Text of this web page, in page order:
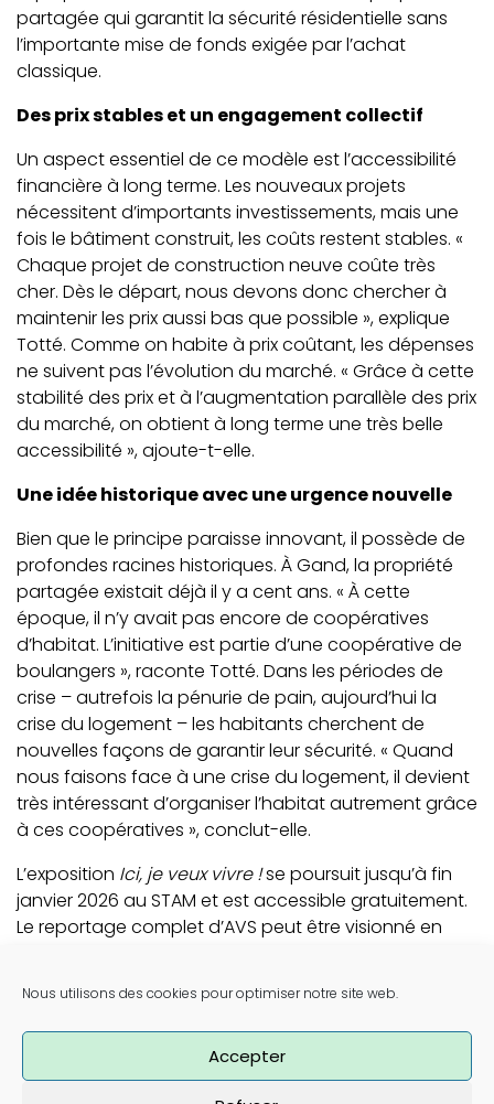
Nous utilisons des cookies pour optimiser notre site web.
Accepter
partagée qui garantit la sécurité résidentielle sans
l’importante mise de fonds exigée par l’achat
classique.
Des prix stables et un engagement collectif
Un aspect essentiel de ce modèle est l’accessibilité
financière à long terme. Les nouveaux projets
nécessitent d’importants investissements, mais une
fois le bâtiment construit, les coûts restent stables. «
Chaque projet de construction neuve coûte très
cher. Dès le départ, nous devons donc chercher à
maintenir les prix aussi bas que possible », explique
Totté. Comme on habite à prix coûtant, les dépenses
ne suivent pas l’évolution du marché. « Grâce à cette
stabilité des prix et à l’augmentation parallèle des prix
du marché, on obtient à long terme une très belle
accessibilité », ajoute-t-elle.
Une idée historique avec une urgence nouvelle
Bien que le principe paraisse innovant, il possède de
profondes racines historiques. À Gand, la propriété
partagée existait déjà il y a cent ans. « À cette
époque, il n’y avait pas encore de coopératives
d’habitat. L’initiative est partie d’une coopérative de
boulangers », raconte Totté. Dans les périodes de
crise – autrefois la pénurie de pain, aujourd’hui la
crise du logement – les habitants cherchent de
nouvelles façons de garantir leur sécurité. « Quand
nous faisons face à une crise du logement, il devient
très intéressant d’organiser l’habitat autrement grâce
à ces coopératives », conclut-elle.
L’exposition Ici, je veux vivre !se poursuit jusqu’à fin
janvier 2026 au STAM et est accessible gratuitement.
Le reportage complet d’AVS peut être visionné en
Post navigation
Save the date : deux Jeudis tardifs consacrés à
L’ouverture de Ici, je veux vivre ! au STAM vue par
Laura Vleugels